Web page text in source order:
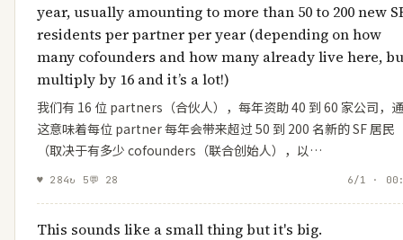
year, usually amounting to more than 50 to 200 new
residents per partner per year (depending on how
many cofounders and how many already live here,
multiply by 16 and it’s a lot!)
我们有 16 位 partners（合伙人），每年资助 40 到 60 家公司，
这意味着每位 partner 每年会带来超过 50 到 200 名新的 SF 居民
（取决于有多少 cofounders（联合创始人），以…
♥ 284↻ 5💬 28 6/1 ·
This sounds like a small thing but it's big.